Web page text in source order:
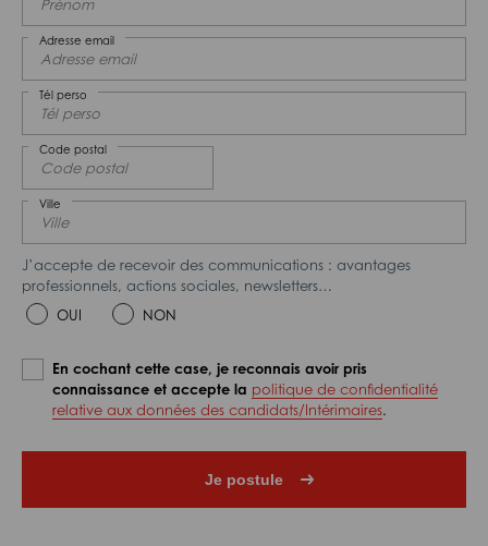
Adresse email
Tél perso
Code postal
Ville
J’accepte de recevoir des communications : avantages
professionnels, actions sociales, newsletters…
OUI
NON
En cochant cette case, je reconnais avoir pris
connaissance et accepte la politique de confidentialité
relative aux données des candidats/Intérimaires.